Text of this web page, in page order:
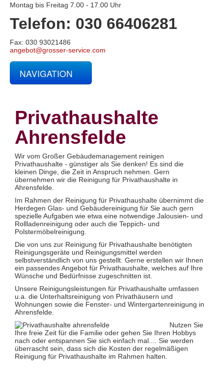
Montag bis Freitag 7.00 - 17.00 Uhr
Telefon: 030 66406281
Fax: 030 93021486
angebot@grosser-service.com
NAVIGATION
Baureinigung
Büroreinigung
Centerreinigung
Fassadenreinigung und Denkmalpflege
Fensterreinigung
Glas- und Glasfassadenreinigung
Großküchenreinigung
Grundreinigung
Industriereinigung
Kino- und Theatersaalreinigung
Praxisreinigung
Privathaushaltsreinigung
Restaurantreinigung
Schulreinigung
Solaranlagenreinigung mit Osmosetechnik
Teppichbodenreinigung
Unterhaltsreinigung
Veranstaltungsreinigung
Verkehrs- und Grauflächenreinigung
Verkehrsmittelreinigung
Hausmeisterservice
Grünflächenpflege
Winterdienst
Privathaushalte
Ahrensfelde
Wir vom Großer Gebäudemanagement reinigen
Privathaushalte - günstiger als Sie denken! Es sind die
kleinen Dinge, die Zeit in Anspruch nehmen. Gern
übernehmen wir die Reinigung für Privathaushalte in
Ahrensfelde.
Im Rahmen der Reinigung für Privathaushalte übernimmt die
Herdegen Glas- und Gebäudereinigung für Sie auch gern
spezielle Aufgaben wie etwa eine notwendige Jalousien- und
Rollladenreinigung oder auch die Teppich- und
Polstermöbelreinigung.
Die von uns zur Reinigung für Privathaushalte benötigten
Reinigungsgeräte und Reinigungsmittel werden
selbstverständlich von uns gestellt. Gerne erstellen wir Ihnen
ein passendes Angebot für Privathaushalte, welches auf Ihre
Wünsche und Bedürfnisse zugeschnitten ist.
Unsere Reinigungsleistungen für Privathaushalte umfassen
u.a. die Unterhaltsreinigung von Privathäusern und
Wohnungen sowie die Fenster- und Wintergartenreinigung in
Ahrensfelde.
Nutzen Sie
Ihre freie Zeit für die Familie oder gehen Sie Ihren Hobbys
nach oder entspannen Sie sich einfach mal.... Sie werden
überrascht sein, dass sich die Kosten der regelmäßigen
Reinigung für Privathaushalte im Rahmen halten.